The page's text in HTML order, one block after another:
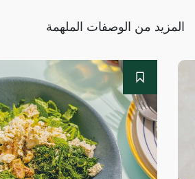
المزيد من الوصفات الملهمة